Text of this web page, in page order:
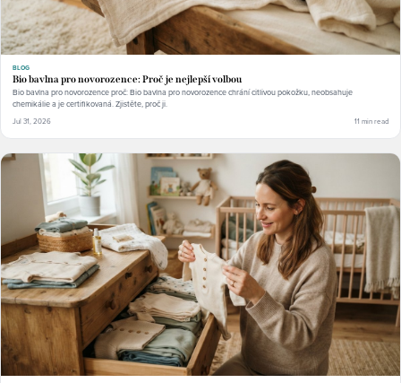
BLOG
Bio bavlna pro novorozence: Proč je nejlepší volbou
Bio bavlna pro novorozence proč: Bio bavlna pro novorozence chrání citlivou pokožku, neobsahuje
chemikálie a je certifikovaná. Zjistěte, proč ji.
Jul 31, 2026 11 min read